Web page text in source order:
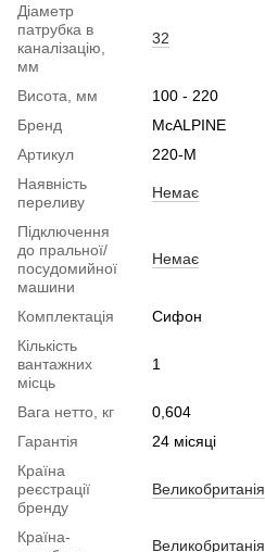
Діаметр
патрубка в
каналізацію,
мм
32
Висота, мм
100 - 220
Бренд
McALPINE
Артикул
220-M
Наявність
переливу
Немає
Підключення
до пральної/
посудомийної
машини
Немає
Комплектація
Сифон
Кількість
вантажних
місць
1
Вага нетто, кг
0,604
Гарантія
24 місяці
Країна
реєстрації
бренду
Великобританія
Країна-
Великобританія